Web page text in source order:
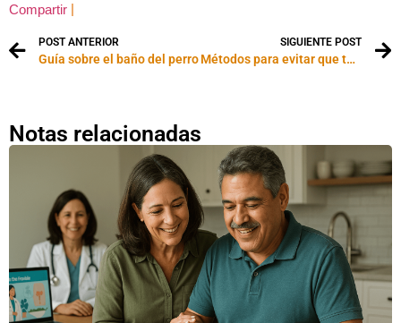
Compartir
POST ANTERIOR
Guía sobre el baño del perro
SIGUIENTE POST
Métodos para evitar que tu casa tenga “olor a perro” (o a gato)
Notas relacionadas